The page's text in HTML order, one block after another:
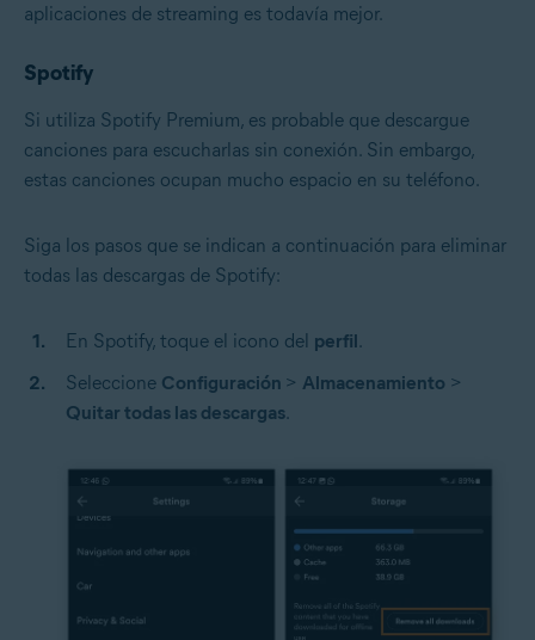
aplicaciones de streaming es todavía mejor.
Spotify
Si utiliza Spotify Premium, es probable que descargue
canciones para escucharlas sin conexión. Sin embargo,
estas canciones ocupan mucho espacio en su teléfono.
Siga los pasos que se indican a continuación para eliminar
todas las descargas de Spotify:
En Spotify, toque el icono del perfil.
Seleccione Configuración > Almacenamiento >
Quitar todas las descargas.